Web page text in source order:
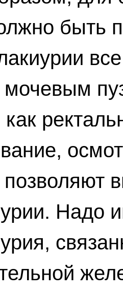
быть
позволяют
Надо